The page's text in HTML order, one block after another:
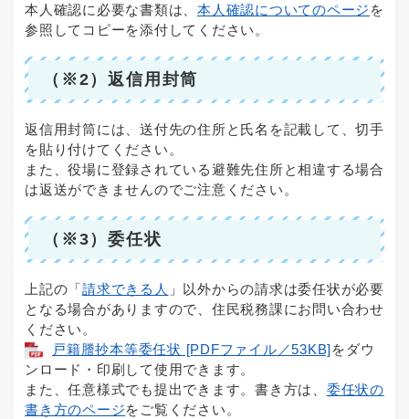
本人確認に必要な書類は、 本人確認についてのページ を
参照してコピーを添付してください。
（※2）返信用封筒
返信用封筒には、送付先の住所と氏名を記載して、切手
を貼り付けてください。
また、役場に登録されている避難先住所と相違する場合
は返送ができませんのでご注意ください。
（※3）委任状
上記の「請求できる人 」以外からの請求は委任状が必要
となる場合がありますので、住民税務課にお問い合わせ
ください。
戸籍謄抄本等委任状 [PDFファイル／53KB] をダウ
ンロード・印刷して使用できます。
また、任意様式でも提出できます。書き方は、 委任状の
書き方のページをご覧ください。